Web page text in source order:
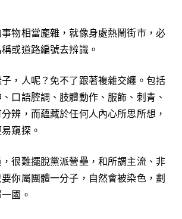
物相當龐雜，就像身處熱鬧街市，必
或道路編號去辨識。
，人呢？免不了跟著複雜交纏。包括
口語腔調、肢體動作、服飾、刺青、
辨，而蘊藏於任何人內心所思所想，
窺探。
很難擺脫黨派營壘，和所謂主流、非
你屬團體一分子，自然會被染色，劃
國。